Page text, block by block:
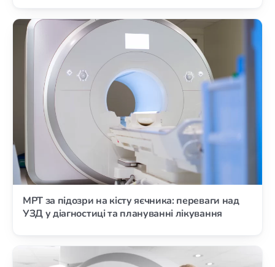
МРТ за підозри на кісту яєчника: переваги над
УЗД у діагностиці та плануванні лікування